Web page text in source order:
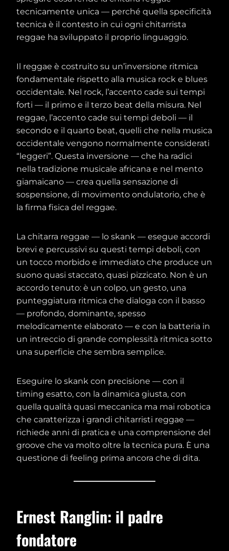
tecnicamente unica — perché quella specificità
tecnica è il contesto in cui ogni chitarrista
reggae ha sviluppato il proprio linguaggio.
Il reggae è costruito su un’inversione ritmica
fondamentale rispetto alla musica rock e blues
occidentale. Nel rock, l’accento cade sui tempi
forti — il primo e il terzo beat della misura. Nel
reggae, l’accento cade sui tempi deboli — il
secondo e il quarto beat, quelli che nella musica
occidentale vengono normalmente considerati
“leggeri”. Questa inversione — che ha radici
nella tradizione musicale africana e nel mento
giamaicano — crea quella sensazione di
sospensione, di movimento ondulatorio, che è
la firma fisica del reggae.
La chitarra reggae — lo skank — esegue accordi
brevi e percussivi su questi tempi deboli, con
un tocco morbido e immediato che produce un
suono quasi staccato, quasi pizzicato. Non è un
accordo tenuto: è un colpo, un gesto, una
punteggiatura ritmica che dialoga con il basso
— profondo, dominante, spesso
melodicamente elaborato — e con la batteria in
un intreccio di grande complessità ritmica sotto
una superficie che sembra semplice.
Eseguire lo skank con precisione — con il
timing esatto, con la dinamica giusta, con
quella qualità quasi meccanica ma mai robotica
che caratterizza i grandi chitarristi reggae —
richiede anni di pratica e una comprensione del
groove che va molto oltre la tecnica pura. È una
questione di feeling prima ancora che di dita.
Ernest Ranglin: il padre
fondatore